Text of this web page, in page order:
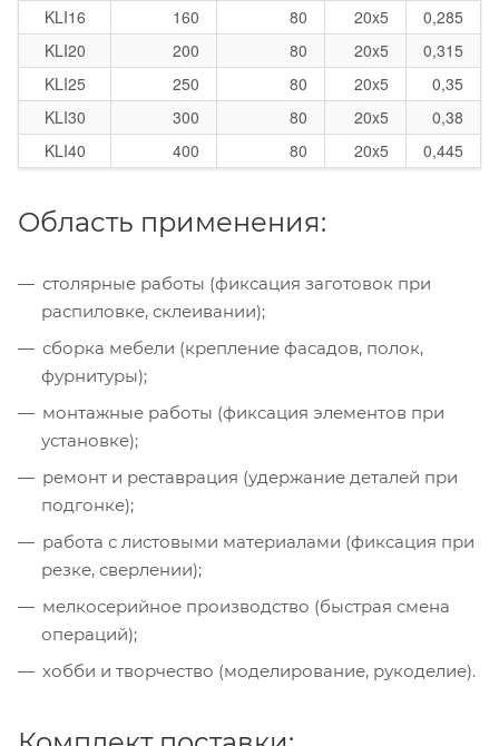
KLI16 160 80 20x5
0,285
KLI20
200 80 20x5
0,315
KLI25
250 80 20x5
0,35
KLI30
300 80 20x5
0,38
KLI40
400 80 20x5 0,445
Область применения:
столярные работы (фиксация заготовок при
распиловке, склеивании);
сборка мебели (крепление фасадов, полок,
фурнитуры);
монтажные работы (фиксация элементов при
установке);
ремонт и реставрация (удержание деталей при
подгонке);
работа с листовыми материалами (фиксация при
резке, сверлении);
мелкосерийное производство (быстрая смена
операций);
хобби и творчество (моделирование, рукоделие).